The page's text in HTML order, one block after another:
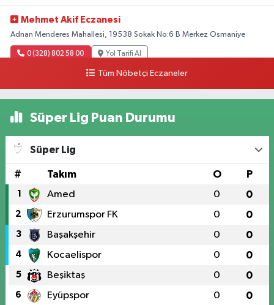
Mehmet Akif Eczanesi
Adnan Menderes Mahallesi, 19538 Sokak No:6 B Merkez Osmaniye
0 (328) 802 58 00 Yol Tarifi Al
Tüm Nöbetçi Eczaneler
Süper Lig Puan Durumu
Süper Lig
# Takım O P
1 Amed 0 0
2 Erzurumspor FK 0 0
3 Başakşehir 0 0
4 Kocaelispor 0 0
5 Beşiktaş 0 0
6 Eyüpspor 0 0